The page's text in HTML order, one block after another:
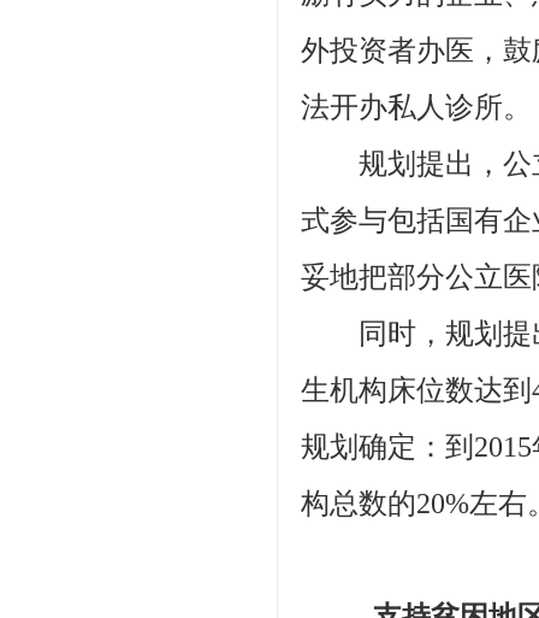
外投资者办医，
法开办私人诊所。
规划提出，公
式参与包括国有
妥地把部分公立
同时，规划提
生机构床位数达
规划确定：到
构总数的20%左右